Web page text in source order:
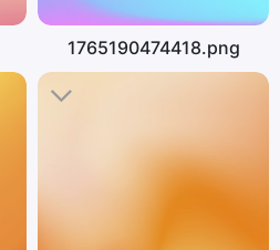
1765190474418.png